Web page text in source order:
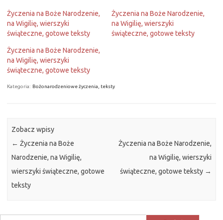
Życzenia na Boże Narodzenie,
na Wigilię, wierszyki
świąteczne, gotowe teksty
Życzenia na Boże Narodzenie,
na Wigilię, wierszyki
świąteczne, gotowe teksty
Życzenia na Boże Narodzenie,
na Wigilię, wierszyki
świąteczne, gotowe teksty
Kategoria: Bożonarodzeniowe życzenia, teksty
Zobacz wpisy
← Życzenia na Boże
Narodzenie, na Wigilię,
wierszyki świąteczne, gotowe
teksty
Życzenia na Boże Narodzenie,
na Wigilię, wierszyki
świąteczne, gotowe teksty →